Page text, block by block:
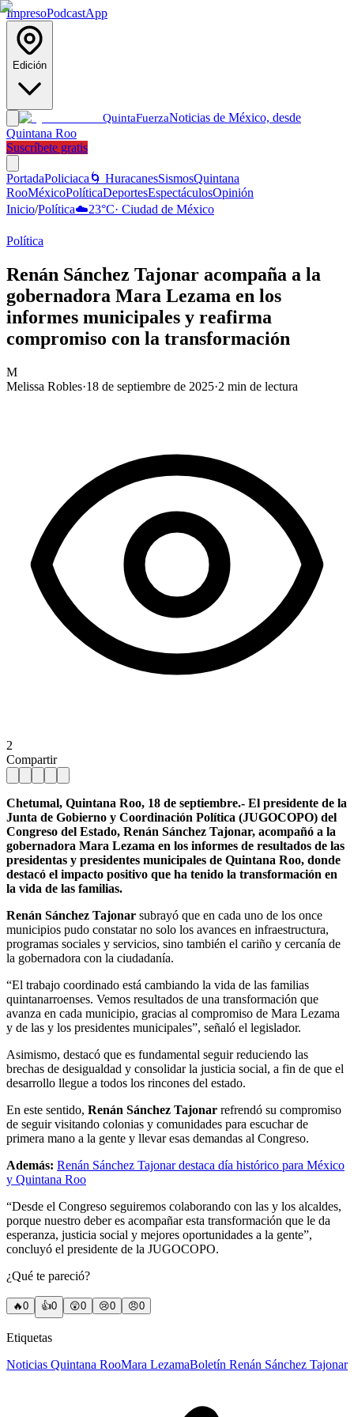
ImpresoPodcastApp
Edición
QuintaFuerzaNoticias de México, desde
Quintana Roo
Suscríbete gratis
PortadaPoliciaca 🌀 HuracanesSismosQuintana
RooMéxicoPolíticaDeportesEspectáculosOpinión
Inicio/Política☁️23°C· Ciudad de México
Política
Renán Sánchez Tajonar acompaña a la
gobernadora Mara Lezama en los
informes municipales y reafirma
compromiso con la transformación
M
Melissa Robles·18 de septiembre de 2025·2 min de lectura
2
Compartir
Chetumal, Quintana Roo, 18 de septiembre.- El presidente de la
Junta de Gobierno y Coordinación Política (JUGOCOPO) del
Congreso del Estado, Renán Sánchez Tajonar, acompañó a la
gobernadora Mara Lezama en los informes de resultados de las
presidentas y presidentes municipales de Quintana Roo, donde
destacó el impacto positivo que ha tenido la transformación en
la vida de las familias.
Renán Sánchez Tajonar subrayó que en cada uno de los once
municipios pudo constatar no solo los avances en infraestructura,
programas sociales y servicios, sino también el cariño y cercanía de
la gobernadora con la ciudadanía.
“El trabajo coordinado está cambiando la vida de las familias
quintanarroenses. Vemos resultados de una transformación que
avanza en cada municipio, gracias al compromiso de Mara Lezama
y de las y los presidentes municipales”, señaló el legislador.
Asimismo, destacó que es fundamental seguir reduciendo las
brechas de desigualdad y consolidar la justicia social, a fin de que el
desarrollo llegue a todos los rincones del estado.
En este sentido, Renán Sánchez Tajonar refrendó su compromiso
de seguir visitando colonias y comunidades para escuchar de
primera mano a la gente y llevar esas demandas al Congreso.
Además: Renán Sánchez Tajonar destaca día histórico para México
y Quintana Roo
“Desde el Congreso seguiremos colaborando con las y los alcaldes,
porque nuestro deber es acompañar esta transformación que le da
esperanza, justicia social y mejores oportunidades a la gente”,
concluyó el presidente de la JUGOCOPO.
¿Qué te pareció?
🔥0 👍0 😲0 😢0 😠0
Etiquetas
Noticias Quintana RooMara LezamaBoletín Renán Sánchez Tajonar